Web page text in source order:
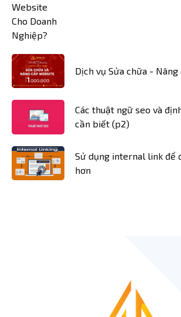
Dịch vụ Sửa chữa -
Các thuật ngữ seo và
cần biết (p2)
Sử dụng internal link để
hơn